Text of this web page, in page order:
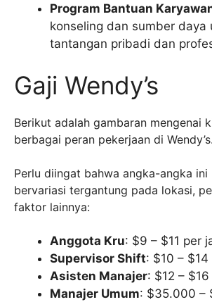
Program Bantuan
konseling dan sumber daya
tantangan pribadi dan
Gaji Wendy’s
Berikut adalah gambaran mengenai
berbagai peran pekerjaan di Wendy’s.
Perlu diingat bahwa angka-angka ini
bervariasi tergantung pada lokasi,
faktor lainnya:
Anggota Kru: $9 – $11 per
Supervisor Shift: $10 – $14
Asisten Manajer: $12 –
Manajer Umum: $35.000 –